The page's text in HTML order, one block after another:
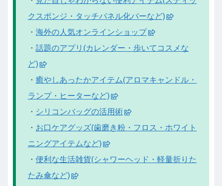
クスポンジ・タッチパネル化バーなど)
・ 海外の人気オンラインショップ
・ 話題のアプリ(カレンダー・歩いてコスメな
ど)
・ 癒やしあったかアイテム(アロマキャンドル・
ランプ・ヒーターなど)
・ シリコンバッグの活用術
・ お口ケアグッズ(歯磨き粉・フロス・ホワイト
ニングアイテムなど)
・ 便利な生活雑貨(シャワーヘッド・軽量折りた
たみ傘など)